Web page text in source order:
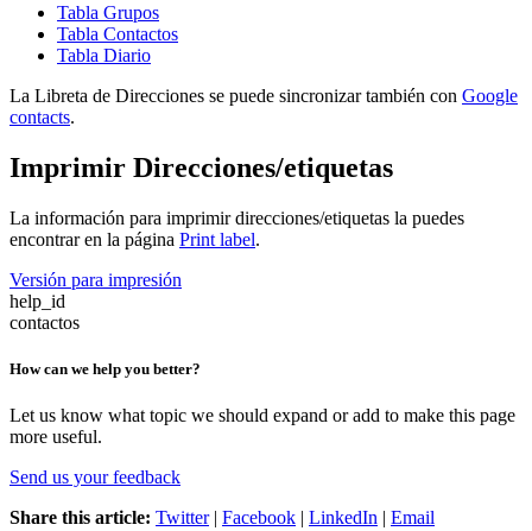
Tabla Grupos
Tabla Contactos
Tabla Diario
La Libreta de Direcciones se puede sincronizar también con Google
contacts.
Imprimir Direcciones/etiquetas
La información para imprimir direcciones/etiquetas la puedes
encontrar en la página Print label.
Versión para impresión
help_id
contactos
How can we help you better?
Let us know what topic we should expand or add to make this page
more useful.
Send us your feedback
Share this article: Twitter| Facebook | LinkedIn | Email